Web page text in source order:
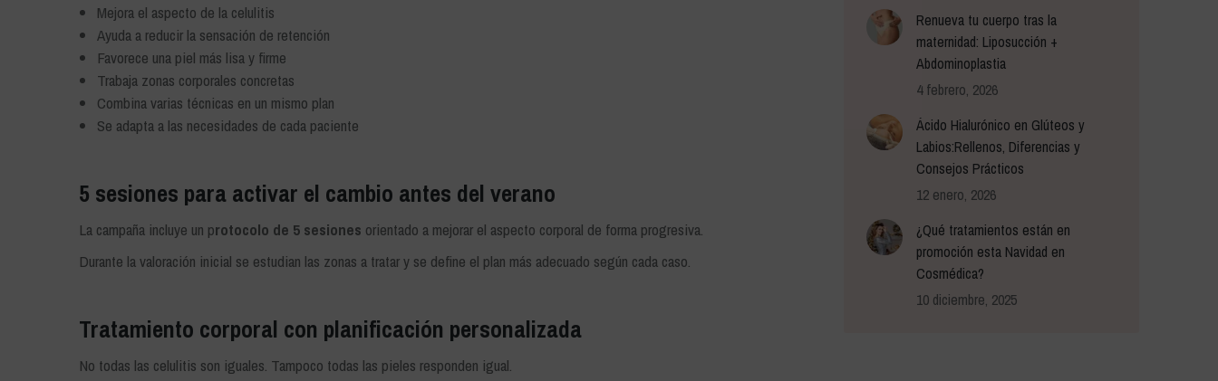
Mejora el aspecto de la celulitis
Ayuda a reducir la sensación de retención
Favorece una piel más lisa y firme
Trabaja zonas corporales concretas
Combina varias técnicas en un mismo plan
Se adapta a las necesidades de cada paciente
5 sesiones para activar el cambio antes del verano
La campaña incluye un protocolo de 5 sesiones orientado a mejorar el aspecto corporal de forma progresiva.
Durante la valoración inicial se estudian las zonas a tratar y se define el plan más adecuado según cada caso.
Tratamiento corporal con planificación personalizada
No todas las celulitis son iguales. Tampoco todas las pieles responden igual.
Renueva tu cuerpo tras la
maternidad: Liposucción +
Abdominoplastia
4 febrero, 2026
Ácido Hialurónico en Glúteos y
Labios:Rellenos, Diferencias y
Consejos Prácticos
12 enero, 2026
¿Qué tratamientos están en
promoción esta Navidad en
Cosmédica?
10 diciembre, 2025